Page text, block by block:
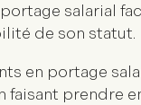
salarial
de son statut.
en portage
faisant prendre